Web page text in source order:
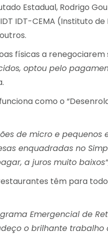
Estadual, Rodrigo
IDT-CEMA (Instituto
físicas a renegociarem
optou pelo
como o
de micro e pequenos
enquadradas no
a juros muito baixos”
têm para
Emergencial de
o brilhante